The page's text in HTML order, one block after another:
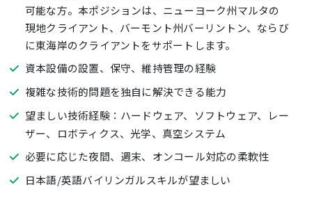
可能な方。本ポジションは、ニューヨーク州マルタの
現地クライアント、バーモント州バーリントン、ならび
に東海岸のクライアントをサポートします。
資本設備の設置、保守、維持管理の経験
複雑な技術的問題を独自に解決できる能力
望ましい技術経験：ハードウェア、ソフトウェア、レー
ザー、ロボティクス、光学、真空システム
必要に応じた夜間、週末、オンコール対応の柔軟性
日本語/英語バイリンガルスキルが望ましい